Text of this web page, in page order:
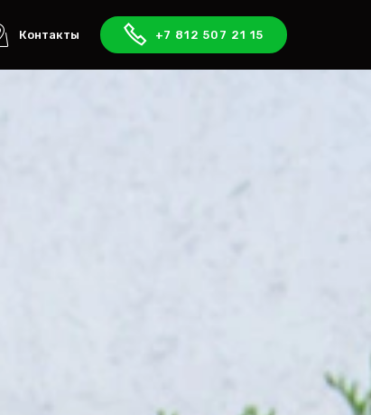
Контакты +7 812 507 21 15